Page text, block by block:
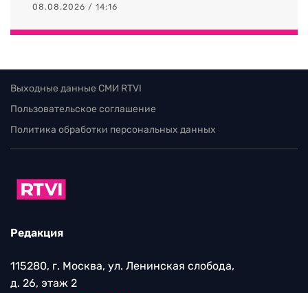
08.08.2026 / 14:16
Выходные данные СМИ RTVI
Пользовательское соглашение
Политика обработки персональных данных
Редакция
115280, г. Москва, ул. Ленинская слобода,
д. 26, этаж 2